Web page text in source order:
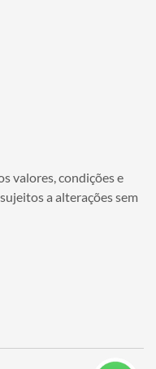
valores, condições e
a alterações sem